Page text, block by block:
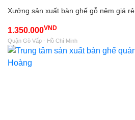
Xưởng sản xuất bàn ghế gỗ nệm giá rẻ
1.350.000VND
Quận Gò Vấp - Hồ Chí Minh